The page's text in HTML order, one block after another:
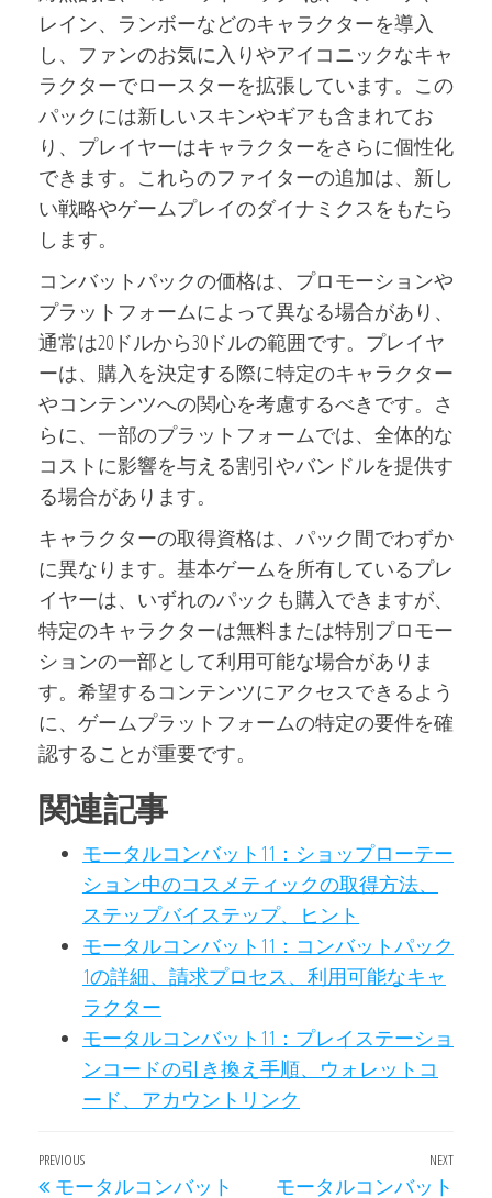
レイン、ランボーなどのキャラクターを導入
し、ファンのお気に入りやアイコニックなキャ
ラクターでロースターを拡張しています。この
パックには新しいスキンやギアも含まれてお
り、プレイヤーはキャラクターをさらに個性化
できます。これらのファイターの追加は、新し
い戦略やゲームプレイのダイナミクスをもたら
します。
コンバットパックの価格は、プロモーションや
プラットフォームによって異なる場合があり、
通常は20ドルから30ドルの範囲です。プレイヤ
ーは、購入を決定する際に特定のキャラクター
やコンテンツへの関心を考慮するべきです。さ
らに、一部のプラットフォームでは、全体的な
コストに影響を与える割引やバンドルを提供す
る場合があります。
キャラクターの取得資格は、パック間でわずか
に異なります。基本ゲームを所有しているプレ
イヤーは、いずれのパックも購入できますが、
特定のキャラクターは無料または特別プロモー
ションの一部として利用可能な場合がありま
す。希望するコンテンツにアクセスできるよう
に、ゲームプラットフォームの特定の要件を確
認することが重要です。
関連記事
モータルコンバット11：ショップローテー
ション中のコスメティックの取得方法、
ステップバイステップ、ヒント
モータルコンバット11：コンバットパック
1の詳細、請求プロセス、利用可能なキャ
ラクター
モータルコンバット11：プレイステーショ
ンコードの引き換え手順、ウォレットコ
ード、アカウントリンク
Post
Previous
PREVIOUS
モータルコンバット
Next
NEXT
モータルコンバット